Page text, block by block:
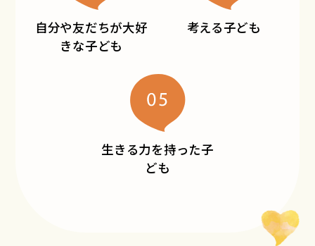
自分や友だちが大好
きな子ども
考える子ども
生きる力を持った子
ども